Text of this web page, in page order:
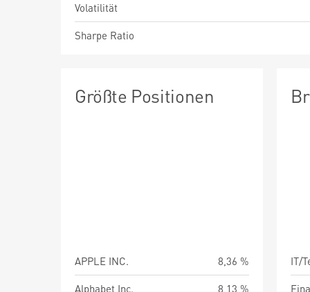
Volatilität
Sharpe Ratio
Größte Positionen
APPLE INC.
8,36 %
Alphabet Inc.
8,13 %
IT/